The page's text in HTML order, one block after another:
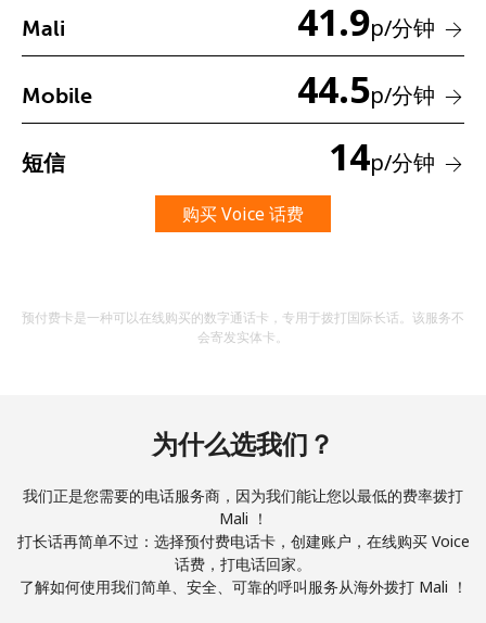
至少 8 个字符
一个大写字母和一个小写字母
加入
你好！
Mali 41.9p/分钟
Mobile 44.5p/分钟
短信 14p/分钟
购买 Voice 话费
预付费卡是一种可以在线购买的数字通话卡，专用于拨打国际长话。该服务不
会寄发实体卡。
为什么选我们？
我们正是您需要的电话服务商，因为我们能让您以最低的费率拨打
Mali ！
打长话再简单不过：选择预付费电话卡，创建账户，在线购买 Voice
话费，打电话回家。
了解如何使用我们简单、安全、可靠的呼叫服务从海外拨打 Mali ！